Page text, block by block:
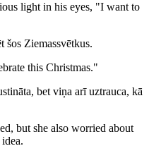
light in his eyes, "I want to
šos Ziemassvētkus.
this Christmas."
bet viņa arī uztrauca, kā
but she also worried about